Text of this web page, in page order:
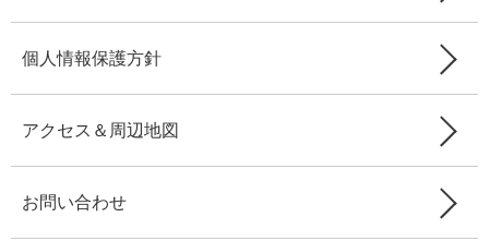
個人情報保護方針
アクセス＆周辺地図
お問い合わせ